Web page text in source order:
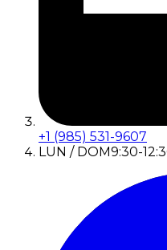
+1 (985) 531-9607
LUN / DOM9:30-